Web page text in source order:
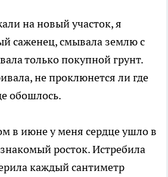
на новый участок, я
саженец, смывала землю с
только покупной грунт.
не проклюнется ли где
обошлось.
в июне у меня сердце ушло в
росток. Истребила
каждый сантиметр